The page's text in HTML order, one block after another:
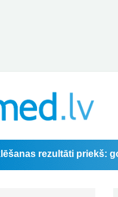
rezultāti priekš: